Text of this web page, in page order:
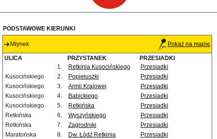
PODSTAWOWE KIERUNKI
Młynek Pokaż na mapie
ULICA PRZYSTANEK
PRZESIADKI
1.
Retkinia Kusocińskiego
Przesiadki
Kusocińskiego
2. Popiełuszki
Przesiadki
Kusocińskiego
3. Armii Krajowej
Przesiadki
Kusocińskiego
4. Babickiego
Przesiadki
Kusocińskiego
5. Retkińska
Przesiadki
Retkińska
6. Wyszyńskiego
Przesiadki
Retkińska
7. Zagrodniki
Przesiadki
Maratońska
8. Dw. Łódź Retkinia
Przesiadki